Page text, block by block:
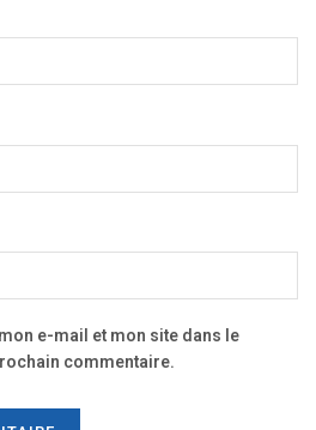
e-mail et mon site dans le
commentaire.